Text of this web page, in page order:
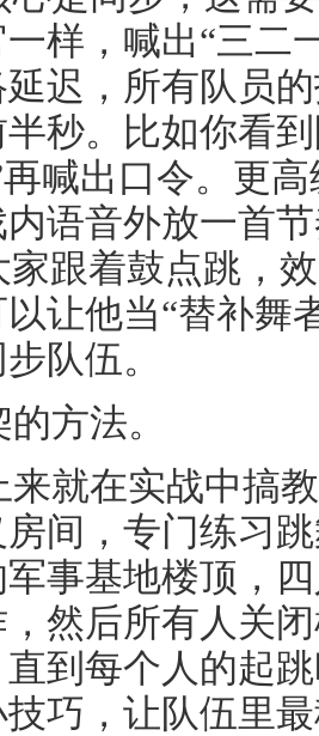
样，喊出“三二
迟，所有队员
秒。比如你看
喊出口令。更
语音外放一首
家跟着鼓点跳，
让他当“替补舞
队伍。
方法。
来就在实战中搞
间，专门练习
事基地楼顶，
然后所有人关
到每个人的起
巧，让队伍里